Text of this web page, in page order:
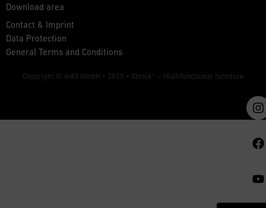
Download area
Contact & Imprint
Data Protection
General Terms and Conditions
Copyright © wd3 GmbH • 2025 • Xbrick® – Multifunctional furniture